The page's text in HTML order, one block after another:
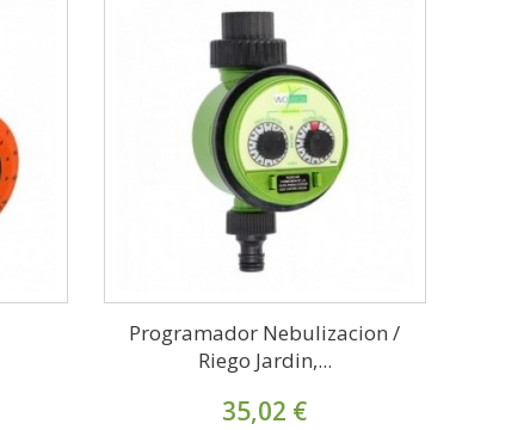
Programador Nebulizacion /
Riego Jardin,...
35,02 €